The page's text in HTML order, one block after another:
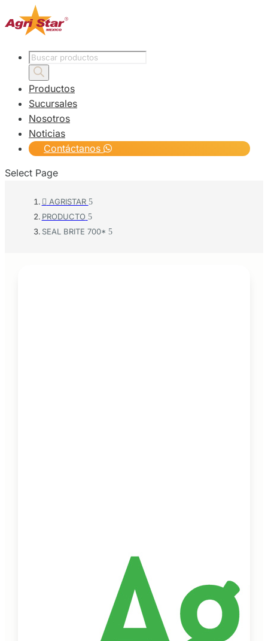
Products
search
Productos
Sucursales
Nosotros
Noticias
Contáctanos
Select Page
 AGRISTAR
PRODUCTO
SEAL BRITE 700*